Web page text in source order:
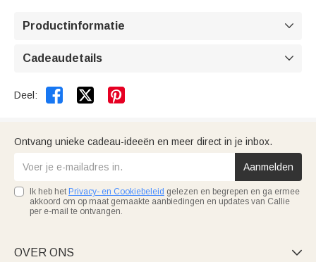
Productinformatie 
Cadeaudetails 
Deel:  
Ontvang unieke cadeau-ideeën en meer direct in je inbox.
Aanmelden
Ik heb het Privacy- en Cookiebeleid gelezen en begrepen en ga ermee
akkoord om op maat gemaakte aanbiedingen en updates van Callie
per e-mail te ontvangen.
OVER ONS 